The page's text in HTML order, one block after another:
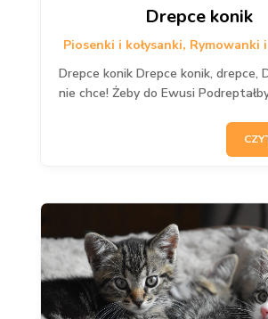
Drepce konik
Piosenki i kołysanki, Rymowanki
Drepce konik Drepce konik, drepce,
nie chce! Żeby do Ewusi